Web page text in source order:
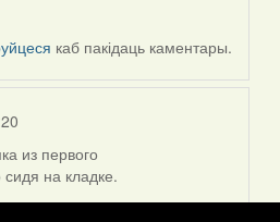
каб пакідаць каментары.
из первого
на кладке.